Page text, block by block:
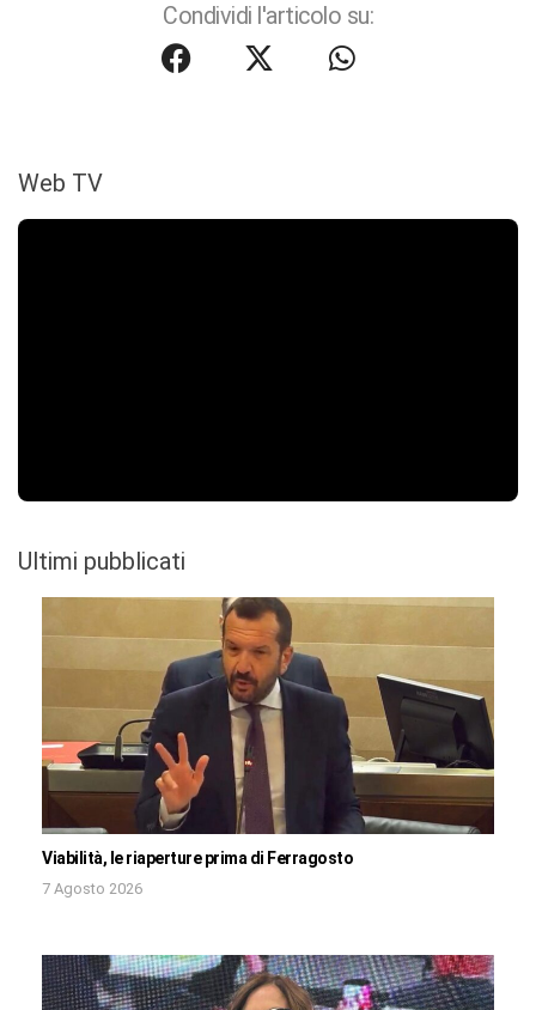
Condividi l'articolo su:
Web TV
Ultimi pubblicati
Viabilità, le riaperture prima di Ferragosto
7 Agosto 2026